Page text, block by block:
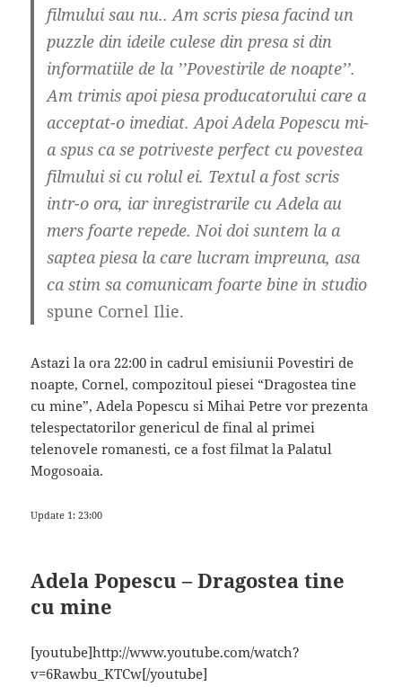
filmului sau nu.. Am scris piesa facind un
puzzle din ideile culese din presa si din
informatiile de la ’’Povestirile de noapte’’.
Am trimis apoi piesa producatorului care a
acceptat-o imediat. Apoi Adela Popescu mi-
a spus ca se potriveste perfect cu povestea
filmului si cu rolul ei. Textul a fost scris
intr-o ora, iar inregistrarile cu Adela au
mers foarte repede. Noi doi suntem la a
saptea piesa la care lucram impreuna, asa
ca stim sa comunicam foarte bine in studio
spune Cornel Ilie.
Astazi la ora 22:00 in cadrul emisiunii Povestiri de
noapte, Cornel, compozitoul piesei “Dragostea tine
cu mine”, Adela Popescu si Mihai Petre vor prezenta
telespectatorilor genericul de final al primei
telenovele romanesti, ce a fost filmat la Palatul
Mogosoaia.
Update 1: 23:00
Adela Popescu – Dragostea tine
cu mine
[youtube]http://www.youtube.com/watch?
v=6Rawbu_KTCw[/youtube]